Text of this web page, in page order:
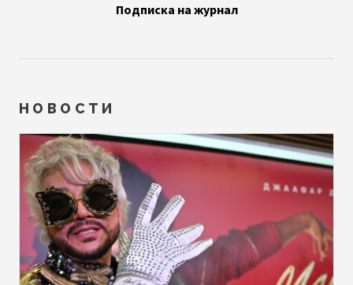
Подписка на журнал
НОВОСТИ